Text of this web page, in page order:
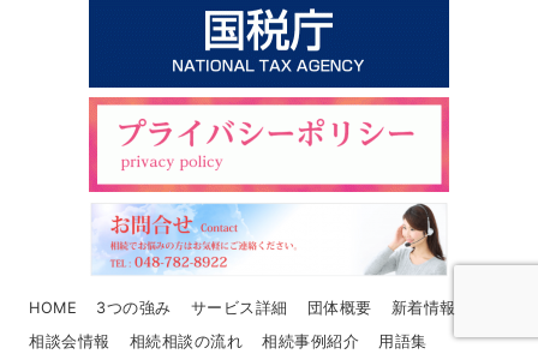
HOME 3つの強み サービス詳細 団体概要
新着情報
相談会情報
相続相談の流れ 相続事例紹介 用語集